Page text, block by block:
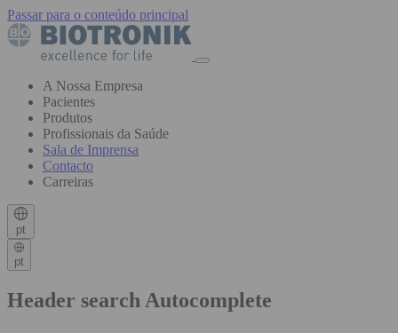
Passar para o conteúdo principal
A Nossa Empresa
Pacientes
Produtos
Profissionais da Saúde
Sala de Imprensa
Contacto
Carreiras
pt
pt
Header search Autocomplete